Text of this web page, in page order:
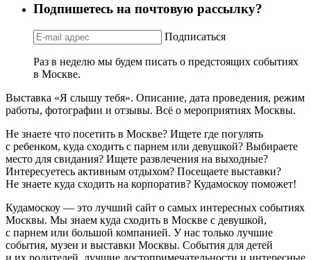
Подпишетесь на почтовую рассылку?
Подписаться
Раз в неделю мы будем писать о предстоящих событиях
в Москве.
Выставка «Я слышу тебя». Описание, дата проведения, режим
работы, фотографии и отзывы. Всё о мероприятиях Москвы.
Не знаете что посетить в Москве? Ищете где погулять
с ребенком, куда сходить с парнем или девушкой? Выбираете
место для свидания? Ищете развлечения на выходные?
Интересуетесь активным отдыхом? Посещаете выставки?
Не знаете куда сходить на корпоратив? Кудамоскоу поможет!
Кудамоскоу — это лучший сайт о самых интересных событиях
Москвы. Мы знаем куда сходить в Москве с девушкой,
с парнем или большой компанией. У нас только лучшие
события, музеи и выставки Москвы. События для детей
и их родителей, лучшие достопримечательности и интересные